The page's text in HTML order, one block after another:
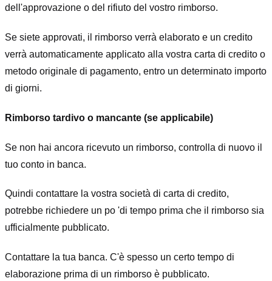
dell'approvazione o del rifiuto del vostro rimborso.
Se siete approvati, il rimborso verrà elaborato e un credito
verrà automaticamente applicato alla vostra carta di credito o
metodo originale di pagamento, entro un determinato importo
di giorni.
Rimborso tardivo o mancante (se applicabile)
Se non hai ancora ricevuto un rimborso, controlla di nuovo il
tuo conto in banca.
Quindi contattare la vostra società di carta di credito,
potrebbe richiedere un po 'di tempo prima che il rimborso sia
ufficialmente pubblicato.
Contattare la tua banca. C'è spesso un certo tempo di
elaborazione prima di un rimborso è pubblicato.